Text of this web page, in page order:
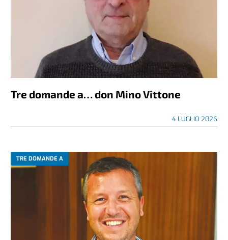
Tre domande a… don Mino Vittone
4 LUGLIO 2026
TRE DOMANDE A